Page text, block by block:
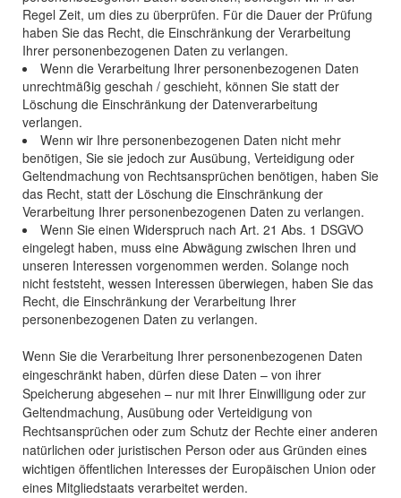
Regel Zeit, um dies zu überprüfen. Für die Dauer der Prüfung
haben Sie das Recht, die Einschränkung der Verarbeitung
Ihrer personenbezogenen Daten zu verlangen.
Wenn die Verarbeitung Ihrer personenbezogenen Daten
unrechtmäßig geschah / geschieht, können Sie statt der
Löschung die Einschränkung der Datenverarbeitung
verlangen.
Wenn wir Ihre personenbezogenen Daten nicht mehr
benötigen, Sie sie jedoch zur Ausübung, Verteidigung oder
Geltendmachung von Rechtsansprüchen benötigen, haben Sie
das Recht, statt der Löschung die Einschränkung der
Verarbeitung Ihrer personenbezogenen Daten zu verlangen.
Wenn Sie einen Widerspruch nach Art. 21 Abs. 1 DSGVO
eingelegt haben, muss eine Abwägung zwischen Ihren und
unseren Interessen vorgenommen werden. Solange noch
nicht feststeht, wessen Interessen überwiegen, haben Sie das
Recht, die Einschränkung der Verarbeitung Ihrer
personenbezogenen Daten zu verlangen.
Wenn Sie die Verarbeitung Ihrer personenbezogenen Daten
eingeschränkt haben, dürfen diese Daten – von ihrer
Speicherung abgesehen – nur mit Ihrer Einwilligung oder zur
Geltendmachung, Ausübung oder Verteidigung von
Rechtsansprüchen oder zum Schutz der Rechte einer anderen
natürlichen oder juristischen Person oder aus Gründen eines
wichtigen öffentlichen Interesses der Europäischen Union oder
eines Mitgliedstaats verarbeitet werden.